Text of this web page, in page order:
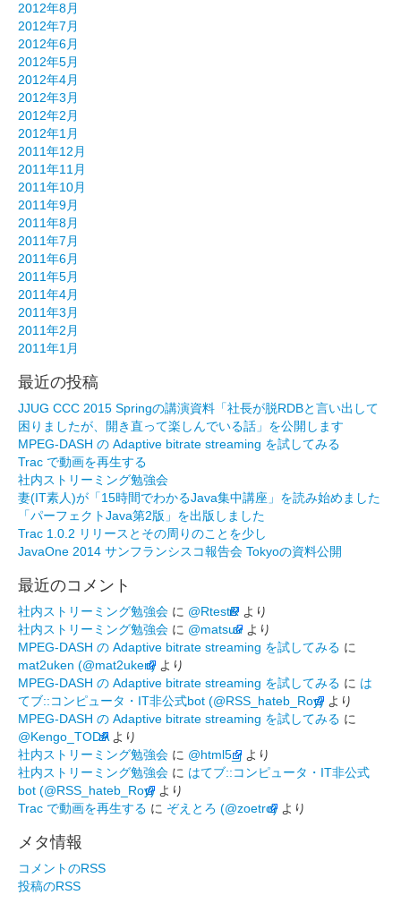
2012年8月
2012年7月
2012年6月
2012年5月
2012年4月
2012年3月
2012年2月
2012年1月
2011年12月
2011年11月
2011年10月
2011年9月
2011年8月
2011年7月
2011年6月
2011年5月
2011年4月
2011年3月
2011年2月
2011年1月
最近の投稿
JJUG CCC 2015 Springの講演資料「社長が脱RDBと言い出して
困りましたが、開き直って楽しんでいる話」を公開します
MPEG-DASH の Adaptive bitrate streaming を試してみる
Trac で動画を再生する
社内ストリーミング勉強会
妻(IT素人)が「15時間でわかるJava集中講座」を読み始めました
「パーフェクトJava第2版」を出版しました
Trac 1.0.2 リリースとその周りのことを少し
JavaOne 2014 サンフランシスコ報告会 Tokyoの資料公開
最近のコメント
社内ストリーミング勉強会 に @RtestR より
社内ストリーミング勉強会 に @matsuu より
MPEG-DASH の Adaptive bitrate streaming を試してみる に
mat2uken (@mat2uken) より
MPEG-DASH の Adaptive bitrate streaming を試してみる に は
てブ::コンピュータ・IT非公式bot (@RSS_hateb_Roy) より
MPEG-DASH の Adaptive bitrate streaming を試してみる に
@Kengo_TODAより
社内ストリーミング勉強会 に @html5_j より
社内ストリーミング勉強会 に はてブ::コンピュータ・IT非公式
bot (@RSS_hateb_Roy) より
Trac で動画を再生する に ぞえとろ (@zoetro) より
メタ情報
コメントのRSS
投稿のRSS